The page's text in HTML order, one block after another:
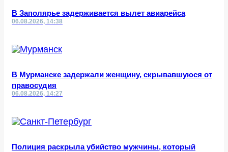
В Заполярье задерживается вылет авиарейса
06.08.2026, 14:38
В Мурманске задержали женщину, скрывавшуюся от
правосудия
06.08.2026, 14:27
Полиция раскрыла убийство мужчины, который